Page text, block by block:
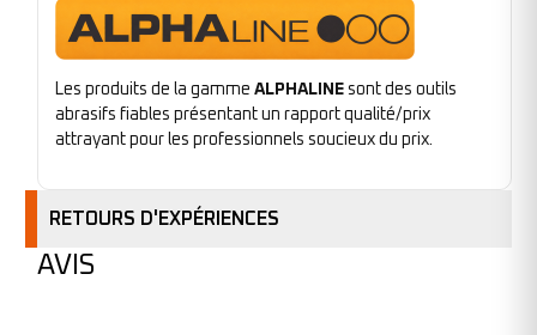
Les produits de la gamme ALPHALINE sont des outils
abrasifs fiables présentant un rapport qualité/prix
attrayant pour les professionnels soucieux du prix.
RETOURS D'EXPÉRIENCES
AVIS